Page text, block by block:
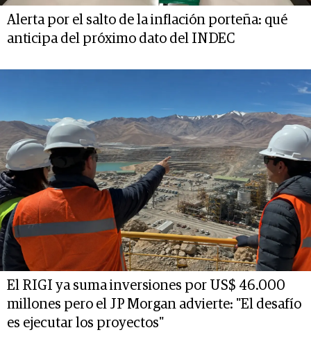
Alerta por el salto de la inflación porteña: qué
anticipa del próximo dato del INDEC
El RIGI ya suma inversiones por US$ 46.000
millones pero el JP Morgan advierte: "El desafío
es ejecutar los proyectos"